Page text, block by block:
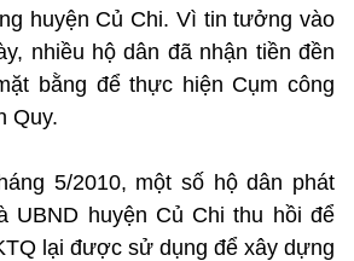
huyện Củ Chi. Vì tin tưởng vào
nhiều hộ dân đã nhận tiền đền
bằng để thực hiện Cụm công
Quy.
5/2010, một số hộ dân phát
UBND huyện Củ Chi thu hồi để
lại được sử dụng để xây dựng